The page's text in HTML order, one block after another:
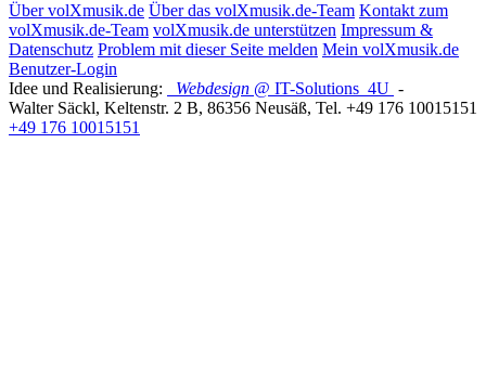
Über volXmusik.de Über das volXmusik.de-Team Kontakt zum
volXmusik.de-Team volXmusik.de unterstützen Impressum &
Datenschutz Problem mit dieser Seite melden Mein volXmusik.de
Benutzer-Login
Idee und Realisierung:
Webdesign @ IT-Solutions 4U -
Walter Säckl, Keltenstr. 2 B, 86356 Neusäß, Tel. +49 176 10015151
+49 176 10015151